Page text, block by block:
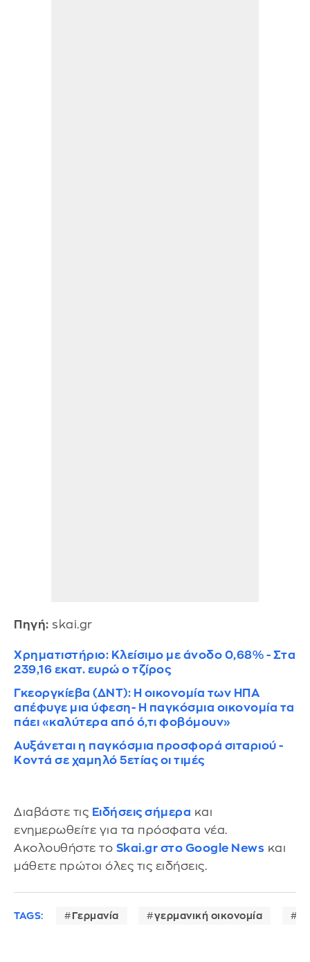
Πηγή: skai.gr
Χρηματιστήριο: Κλείσιμο με άνοδο 0,68% - Στα
239,16 εκατ. ευρώ ο τζίρος
Γκεοργκίεβα (ΔΝΤ): Η οικονομία των ΗΠΑ
απέφυγε μια ύφεση- Η παγκόσμια οικονομία τα
πάει «καλύτερα από ό,τι φοβόμουν»
Αυξάνεται η παγκόσμια προσφορά σιταριού -
Κοντά σε χαμηλό 5ετίας οι τιμές
Διαβάστε τις Ειδήσεις σήμερα και
ενημερωθείτε για τα πρόσφατα νέα.
Ακολουθήστε το Skai.gr στο Google News και
μάθετε πρώτοι όλες τις ειδήσεις.
TAGS: Γερμανία γερμανική οικονομία